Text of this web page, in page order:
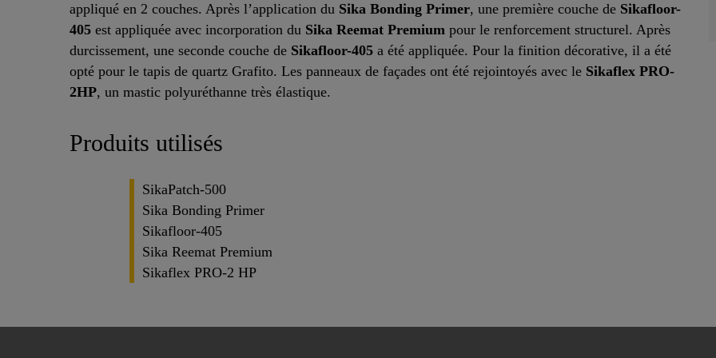
appliqué en 2 couches. Après l’application du Sika Bonding Primer, une première couche de Sikafloor-
405 est appliquée avec incorporation du Sika Reemat Premium pour le renforcement structurel. Après
durcissement, une seconde couche de Sikafloor-405 a été appliquée. Pour la finition décorative, il a été
opté pour le tapis de quartz Grafito. Les panneaux de façades ont été rejointoyés avec le Sikaflex PRO-
2HP, un mastic polyuréthanne très élastique.
Produits utilisés
SikaPatch-500
Sika Bonding Primer
Sikafloor-405
Sika Reemat Premium
Sikaflex PRO-2 HP